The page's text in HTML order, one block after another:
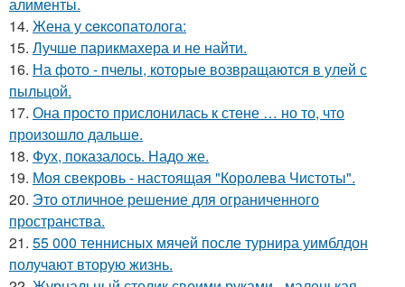
14. Жена у ceкcопатолога:
15. Лучше парикмахера и не найти.
16. На фото - пчелы, которые возвращаются в улей с
пыльцой.
17. Она просто прислонилась к стене … но то, что
произошло дальше.
18. Фух, показалось. Надо же.
19. Моя свекровь - настоящая "Королева Чистоты".
20. Это отличное решение для ограниченного
пространства.
21. 55 000 теннисных мячей после турнира уимблдон
получают вторую жизнь.